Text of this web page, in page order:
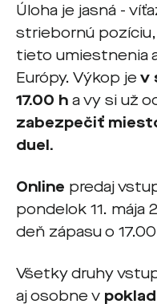
Úloha je jasná -
striebornú
tieto umiestnenia
Európy. Výkop jev
17.00 h a vy si už
zabezpečiť
duel.
Online predaj
pondelok 11. mája
deň zápasu o
Všetky druhy
aj osobne v